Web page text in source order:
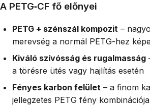
A PETG‑CF fő előnyei
PETG + szénszál kompozit –
merevség a normál PETG-hez
Kiváló szívósság és rugalmasság
a törésre ütés vagy hajlítás esetén
Fényes karbon felület – a finom
jellegzetes PETG fény kombinációja